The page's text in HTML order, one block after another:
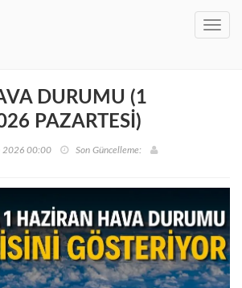
DURUMU (1
PAZARTESİ)
2026 00:00 Son Güncelleme: